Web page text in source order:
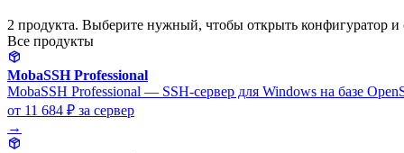
2 продукта. Выберите нужный, чтобы открыть конфигуратор
Все продукты
MobaSSH Professional
MobaSSH Professional — SSH-сервер для Windows на базе
от 11 684 ₽ за сервер
→